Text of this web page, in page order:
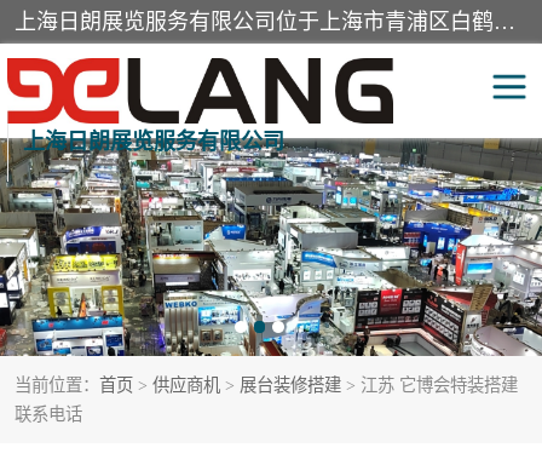
上海日朗展览服务有限公司位于上海市青浦区白鹤镇，营业范围有展览展示会务服务，室内装饰设计及施工，展示道具设计制作，舞台设计，图文设计，灯箱制作，园林绿化工程，广告装潢材料，建筑材料，办公用品，工艺礼品日用百货销售。
上海日朗展览服务有限公司
当前位置： 首页 > 供应商机 > 展台装修搭建 > 江苏 它博会特装搭建
联系电话
展台装修搭建 活动会议执行
展厅装修 专柜制作
展会装修设计 展会搭建
活动策划 展会服务